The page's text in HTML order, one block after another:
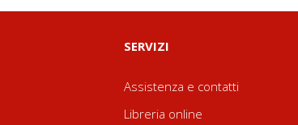
SERVIZI
Assistenza e contatti
Libreria online